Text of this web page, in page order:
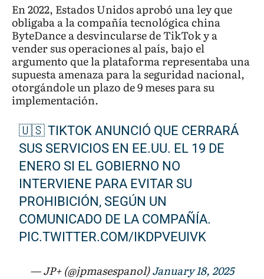
En 2022, Estados Unidos aprobó una ley que
obligaba a la compañía tecnológica china
ByteDance a desvincularse de TikTok y a
vender sus operaciones al país, bajo el
argumento que la plataforma representaba una
supuesta amenaza para la seguridad nacional,
otorgándole un plazo de 9 meses para su
implementación.
🇺🇸 TIKTOK ANUNCIÓ QUE CERRARÁ
SUS SERVICIOS EN EE.UU. EL 19 DE
ENERO SI EL GOBIERNO NO
INTERVIENE PARA EVITAR SU
PROHIBICIÓN, SEGÚN UN
COMUNICADO DE LA COMPAÑÍA.
PIC.TWITTER.COM/IKDPVEUIVK
— JP+ (@jpmasespanol)January 18, 2025